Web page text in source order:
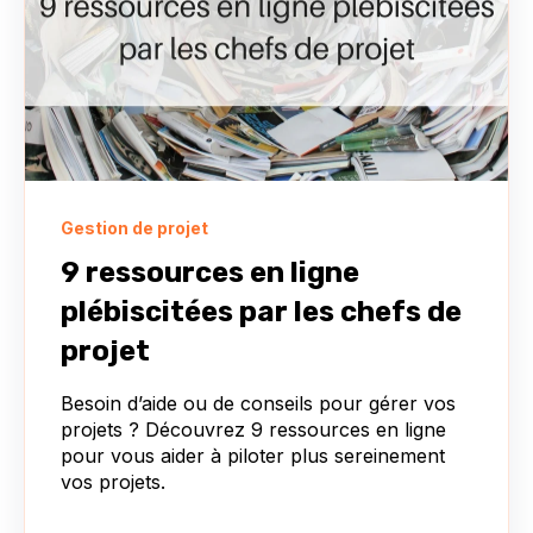
Gestion de projet
9 ressources en ligne
plébiscitées par les chefs de
projet
Besoin d’aide ou de conseils pour gérer vos
projets ? Découvrez 9 ressources en ligne
pour vous aider à piloter plus sereinement
vos projets.